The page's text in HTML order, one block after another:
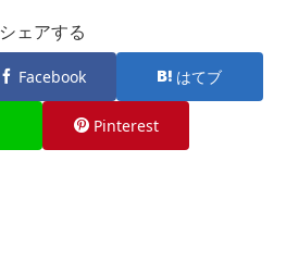
シェアする
Facebook はてブ
Pinterest